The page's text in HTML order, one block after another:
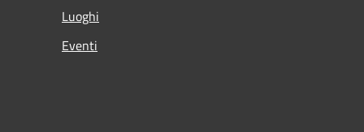
Luoghi
Eventi